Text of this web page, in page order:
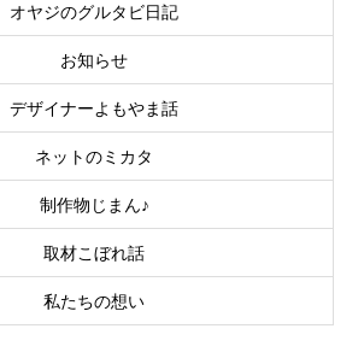
オヤジのグルタビ日記
お知らせ
デザイナーよもやま話
ネットのミカタ
制作物じまん♪
取材こぼれ話
私たちの想い